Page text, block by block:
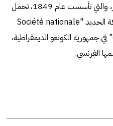
de Cabo Verde" في الرأس الأخضر، والتي تأسست عام 1849، تحمل
اسمها البرتغالي. كما لا تزال شركة السكة الحديد "Société nationale
des Chemins de fer du Congo" في جمهورية الكونغو الديمقراطية،